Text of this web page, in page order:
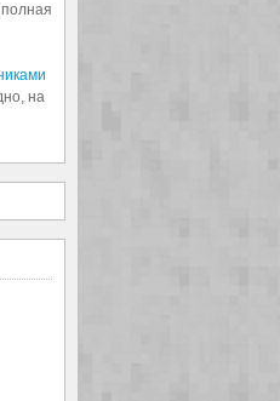
полная
на